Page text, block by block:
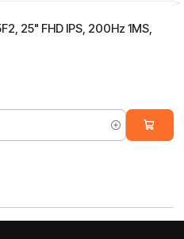
25" FHD IPS, 200Hz 1MS,